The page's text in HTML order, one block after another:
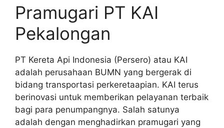
Pramugari PT KAI
Pekalongan
PT Kereta Api Indonesia (Persero) atau KAI
adalah perusahaan BUMN yang bergerak di
bidang transportasi perkeretaapian. KAI terus
berinovasi untuk memberikan pelayanan terbaik
bagi para penumpangnya. Salah satunya
adalah dengan menghadirkan pramugari yang